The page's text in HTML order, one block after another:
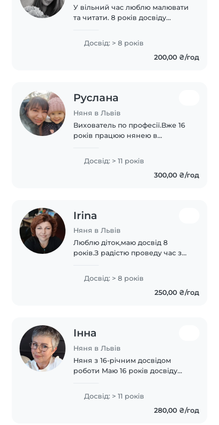
У вільний час люблю малювати
та читати. 8 років досвіду
груп. Володію англійською,
російською та українською.
Маю досвід роботи з дітьми з
Досвід: > 8 років
200,00 ₴/год
Руслана
Няня в Львів
Вихователь по професії.Вже 16
років працюю нянею в
через малювання, музику,
мову, гру. Турботлива, спокійна
Досвід: > 11 років
300,00 ₴/год
Irina
Няня в Львів
Люблю діток,маю досвід 8
років.З радістю проведу час з
дні можем узгодити)
Досвід: > 8 років
250,00 ₴/год
Інна
Няня в Львів
Няня з 16-річним досвідом
роботи Маю 16 років досвіду
освіту. Я мама трьох дітей, тому
добре розумію потреби
Досвід: > 11 років
280,00 ₴/год